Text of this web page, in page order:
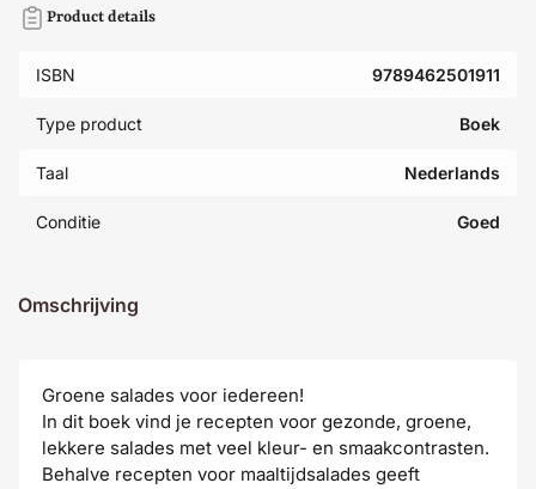
Product details
ISBN 9789462501911
Type product Boek
Taal Nederlands
Conditie Goed
Omschrijving
Groene salades voor iedereen!
In dit boek vind je recepten voor gezonde, groene,
lekkere salades met veel kleur- en smaakcontrasten.
Behalve recepten voor maaltijdsalades geeft